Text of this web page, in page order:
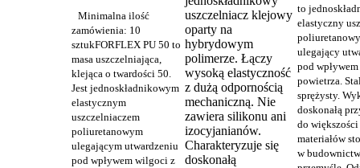
Minimalna ilość
zamówienia: 10
sztukFORFLEX PU 50 to
masa uszczelniająca,
klejąca o twardości 50.
Jest jednoskładnikowym
elastycznym
uszczelniaczem
poliuretanowym
ulegającym utwardzeniu
pod wpływem wilgoci z
uszczelniacz klejowy
oparty na
hybrydowym
polimerze. Łączy
wysoką elastyczność
z dużą odpornością
mechaniczną. Nie
zawiera silikonu ani
izocyjanianów.
Charakteryzuje się
doskonałą
to
elastyczny
poliuretanowy
ulegający
pod
powietrza.
sprężysty.
doskonałą
do większości
materiałów
w